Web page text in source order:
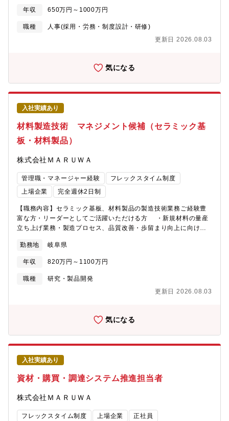
善スピードの早さと現場レベルでの改善がすぐに出来る事
年収 650万円～1000万円
職種
人事(採用・労務・制度設計・研修)
更新日 2026.08.03
気になる
入社実績あり
材料製造技術 マネジメント候補（セラミック基
板・材料製品）
株式会社ＭＡＲＵＷＡ
管理職・マネージャー経験
フレックスタイム制度
上場企業
完全週休2日制
【職務内容】セラミック基板、材料製品の製造技術業務ご経験豊
富な方・リーダーとしてご活躍いただける方 ・新規材料の量産
立ち上げ業務・製造プロセス、品質改善・歩留まり向上に向けた
等）【担当製品】窒化アルミニウム基板、窒化ケイ素基板、炭化
ケイ素製品など【この仕事の面白さ・魅力】世界トップクラスの
シェアを誇るセラミック基板や材料の製造技術業務に携わること
が可能です。当社製品は電気自動車などに用いられるパワー半導
社会への動きに合わせ事業拡大を行なっていくため増員募集とな
り扱っています。新規材料の立ち上げのリーダーとしてご活躍い
勤務地 岐阜県
年収 820万円～1100万円
職種
研究・製品開発
更新日 2026.08.03
気になる
入社実績あり
資材・購買・調達システム推進担当者
株式会社ＭＡＲＵＷＡ
フレックスタイム制度 上場企業 正社員